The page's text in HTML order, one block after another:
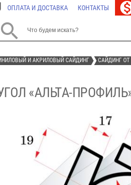
ОПЛАТА И ДОСТАВКА КОНТАКТЫ

И АКРИЛОВЫЙ САЙДИНГ САЙДИНГ ОТ
«АЛЬТА-